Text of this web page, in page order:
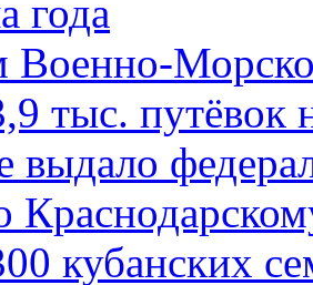
года
Военно-
тыс. путёвок
выдало
кубанских